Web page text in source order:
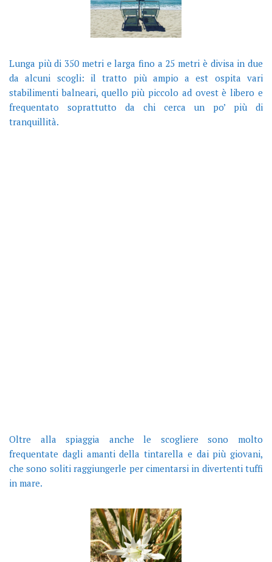
Lunga più di 350 metri e larga fino a 25 metri è divisa in due
da alcuni scogli: il tratto più ampio a est ospita vari
stabilimenti balneari, quello più piccolo ad ovest è libero e
frequentato soprattutto da chi cerca un po’ più di
tranquillità.
Oltre alla spiaggia anche le scogliere sono molto
frequentate dagli amanti della tintarella e dai più giovani,
che sono soliti raggiungerle per cimentarsi in divertenti tuffi
in mare.